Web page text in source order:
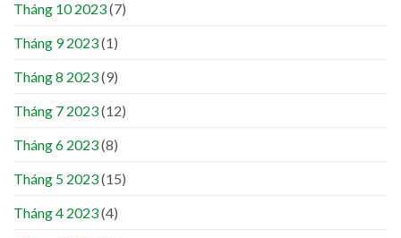
Tháng 10 2023(7)
Tháng 9 2023(1)
Tháng 8 2023(9)
Tháng 7 2023(12)
Tháng 6 2023(8)
Tháng 5 2023(15)
Tháng 4 2023(4)